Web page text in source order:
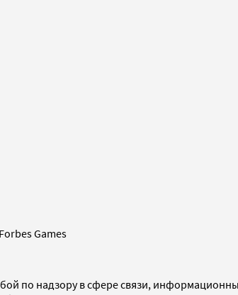
Games
по надзору в сфере связи,